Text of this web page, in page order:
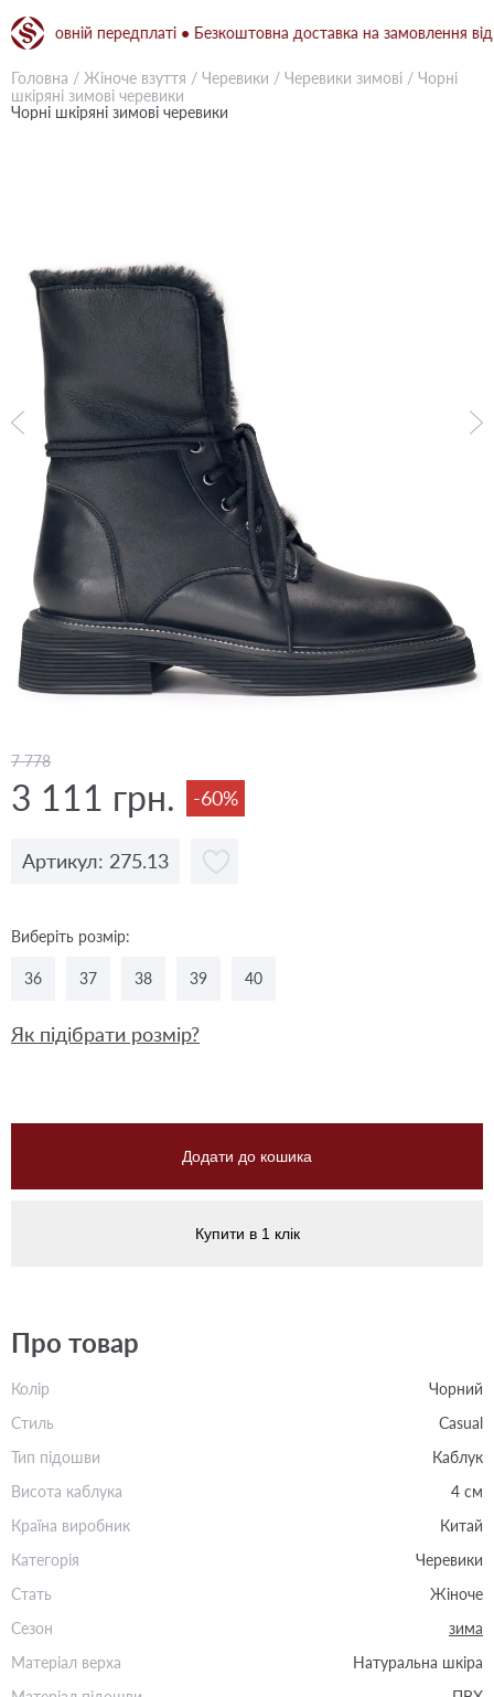
передплаті ● Безкоштовна доставка на замовлення від
Головна / Жіноче взуття / Черевики / Черевики зимові / Чорні
шкіряні зимові черевики
Чорні шкіряні зимові черевики
7 778
3 111 грн. -60%
Артикул: 275.13
Виберіть розмір:
36 37 38 39 40
Як підібрати розмір?
Додати до кошика
Купити в 1 клік
Про товар
Колір
Чорний
Стиль
Casual
Тип підошви
Каблук
Висота каблука
4 см
Країна виробник
Китай
Категорія
Черевики
Стать
Жіноче
Сезон
зима
Матеріал верха
Натуральна шкіра